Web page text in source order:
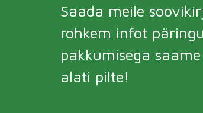
Saada meile
rohkem infot
pakkumisega
alati pilte!